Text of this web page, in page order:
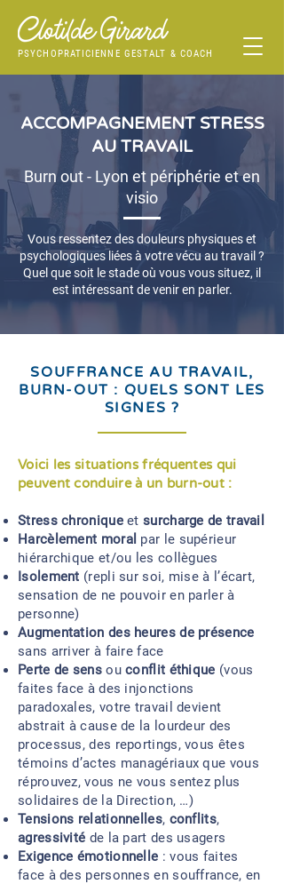
PSYCHOPRATICIENNE GESTALT & COACH
ACCOMPAGNEMENT STRESS
AU TRAVAIL
Burn out - Lyon et périphérie et en
visio
Vous ressentez des douleurs physiques et
psychologiques liées à votre vécu au travail ?
Quel que soit le stade où vous vous situez, il
est intéressant de venir en parler.
SOUFFRANCE AU TRAVAIL,
BURN-OUT : QUELS SONT LES
SIGNES ?
Voici les situations fréquentes qui
peuvent conduire à un burn-out :
Stress chroniqueetsurcharge de travail
Harcèlement moral par le supérieur
hiérarchique et/ou les collègues
Isolement (repli sur soi, mise à l’écart,
sensation de ne pouvoir en parler à
personne)
Augmentation des heures de présence
sans arriver à faire face
Perte de sensouconflit éthique (vous
faites face à des injonctions
paradoxales, votre travail devient
abstrait à cause de la lourdeur des
processus, des reportings, vous êtes
témoins d’actes managériaux que vous
réprouvez, vous ne vous sentez plus
solidaires de la Direction, …)
Tensions relationnelles, conflits,
agressivité de la part des usagers
Exigence émotionnelle : vous faites
face à des personnes en souffrance, en